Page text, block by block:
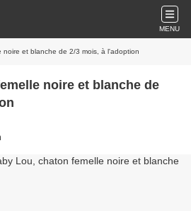
MENU
et blanche de 2/3 mois, à l'adoption
noire et blanche de